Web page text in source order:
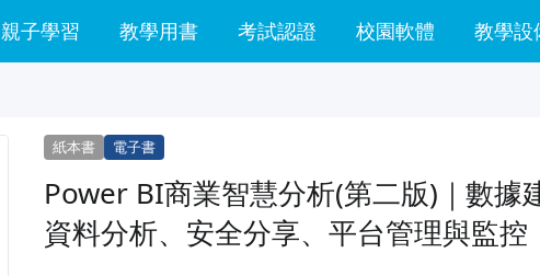
親子學習 教學用書 考試認證 校園軟體 教學設
紙本書 電子書
Power BI商業智慧分析(第二版)｜數據
資料分析、安全分享、平台管理與監控